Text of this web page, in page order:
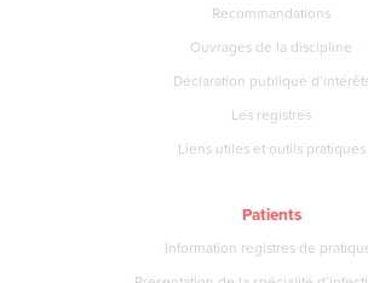
Recommandations
Ouvrages de la discipline
Déclaration publique
Les registres
Liens utiles et outils pratiques
Patients
Information registres de